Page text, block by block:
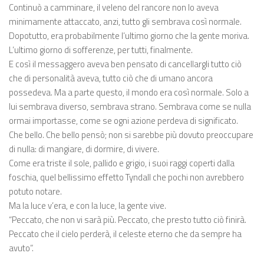
Continuò a camminare, il veleno del rancore non lo aveva
minimamente attaccato, anzi, tutto gli sembrava così normale.
Dopotutto, era probabilmente l’ultimo giorno che la gente moriva.
L’ultimo giorno di sofferenze, per tutti, finalmente.
E così il messaggero aveva ben pensato di cancellargli tutto ciò
che di personalità aveva, tutto ciò che di umano ancora
possedeva. Ma a parte questo, il mondo era così normale. Solo a
lui sembrava diverso, sembrava strano. Sembrava come se nulla
ormai importasse, come se ogni azione perdeva di significato.
Che bello. Che bello pensò; non si sarebbe più dovuto preoccupare
di nulla: di mangiare, di dormire, di vivere.
Come era triste il sole, pallido e grigio, i suoi raggi coperti dalla
foschia, quel bellissimo effetto Tyndall che pochi non avrebbero
potuto notare.
Ma la luce v’era, e con la luce, la gente vive.
“Peccato, che non vi sarà più. Peccato, che presto tutto ciò finirà.
Peccato che il cielo perderà, il celeste eterno che da sempre ha
avuto”.